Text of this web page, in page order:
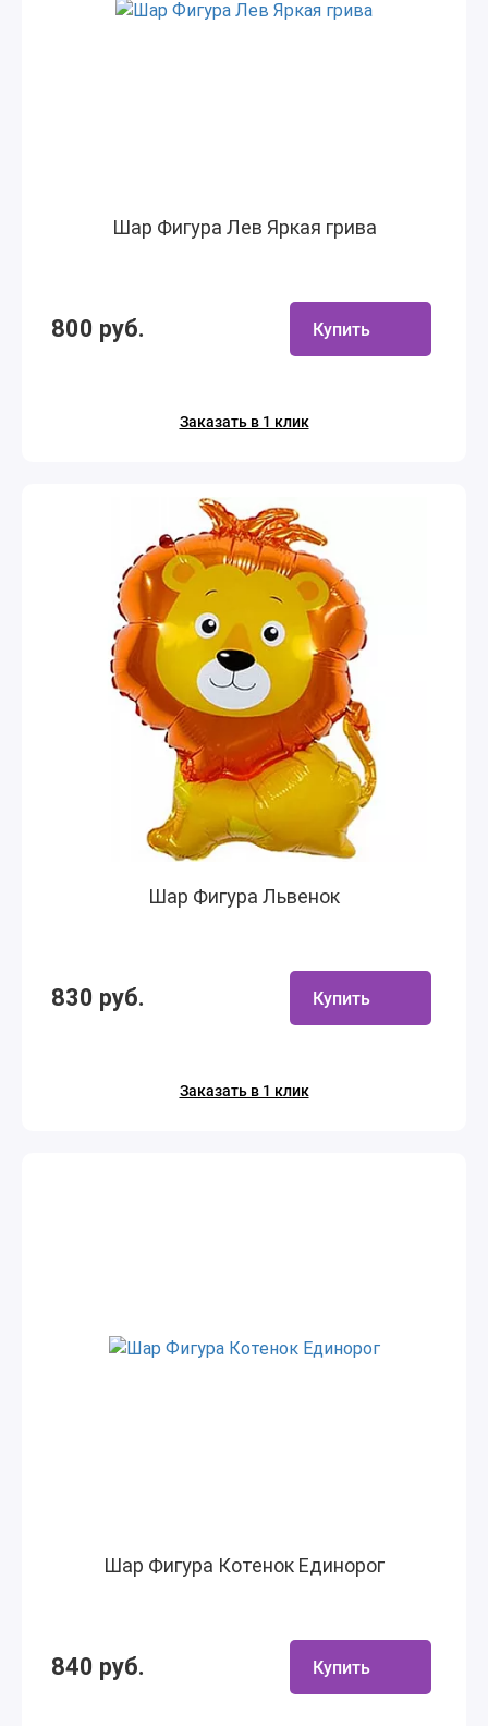
Шар Фигура Лев Яркая грива
800 руб. Купить
Заказать в 1 клик
Шар Фигура Львенок
830 руб. Купить
Заказать в 1 клик
Шар Фигура Котенок Единорог
840 руб. Купить